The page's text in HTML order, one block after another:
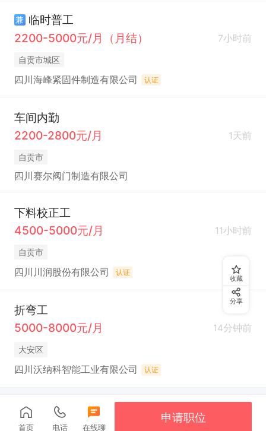
兼 临时普工
2200-5000元/月（月结）
7小时前
自贡市城区
四川海峰紧固件制造有限公司 认证
车间内勤
2200-2800元/月
1天前
自贡市
四川赛尔阀门制造有限公司
下料校正工
4500-5000元/月
11小时前
自贡市
四川川润股份有限公司 认证
折弯工
5000-8000元/月
14分钟前
大安区
四川沃纳科智能工业有限公司 认证
收藏
分享
首页 电话 在线聊
申请职位